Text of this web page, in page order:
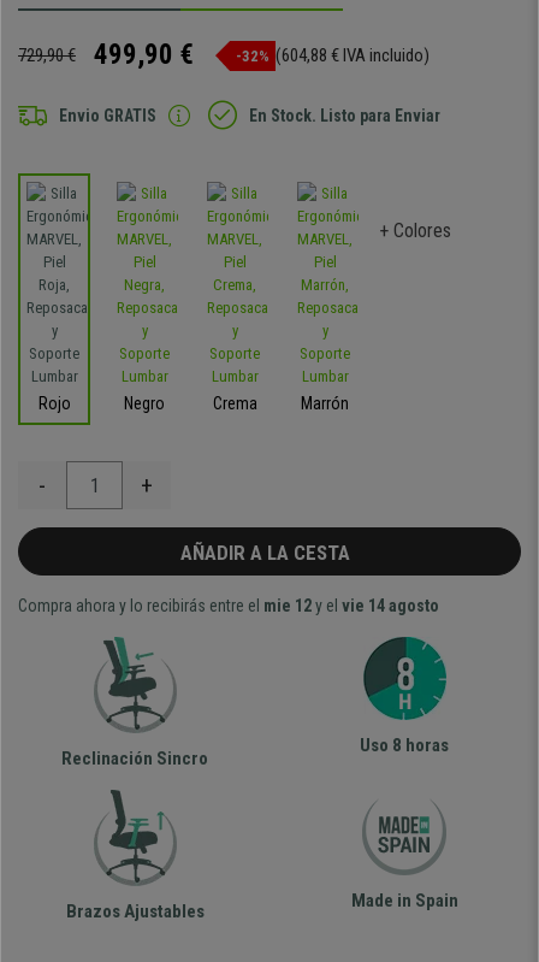
729,90 € 499,90 € -32% (604,88 € IVA incluido)
Envio GRATIS En Stock. Listo para Enviar
Rojo Negro Crema Marrón
+ Colores
- +
AÑADIR A LA CESTA
Compra ahora y lo recibirás entre el mie 12y el vie 14 agosto
Reclinación Sincro
Uso 8 horas
Brazos Ajustables Made in Spain